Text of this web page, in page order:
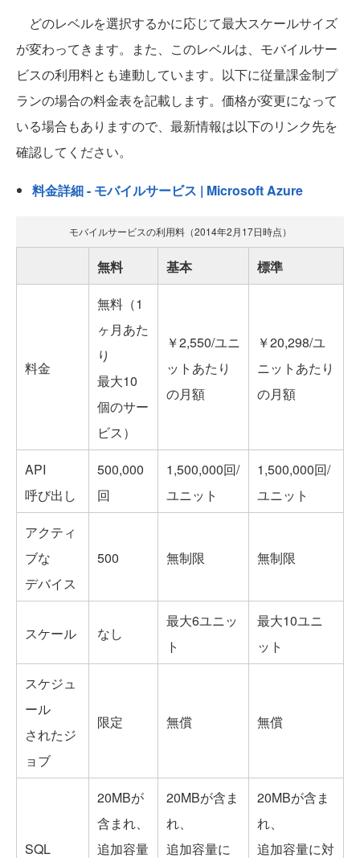
どのレベルを選択するかに応じて最大スケールサイズ
が変わってきます。また、このレベルは、モバイルサー
ビスの利用料とも連動しています。以下に従量課金制プ
ランの場合の料金表を記載します。価格が変更になって
いる場合もありますので、最新情報は以下のリンク先を
確認してください。
料金詳細 - モバイルサービス | Microsoft Azure
モバイルサービスの利用料（2014年2月17日時点）
無料 基本 標準
料金
無料（1
ヶ月あた
り
最大10
個のサー
ビス）
￥2,550/ユニ
ットあたり
の月額
￥20,298/ユ
ニットあたり
の月額
API
呼び出し
500,000
回
1,500,000回/
ユニット
1,500,000回/
ユニット
アクティ
ブな
デバイス
500 無制限 無制限
スケール なし
最大6ユニッ
ト
最大10ユニ
ット
スケジュ
ール
されたジ
ョブ
限定 無償 無償
SQL
20MBが
含まれ、
追加容量
20MBが含ま
れ、
追加容量に
20MBが含ま
れ、
追加容量に対